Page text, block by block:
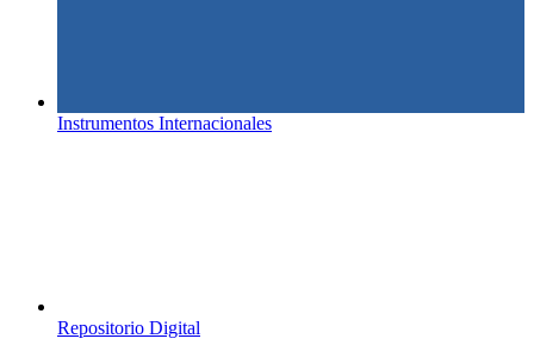
Instrumentos Internacionales
Repositorio Digital